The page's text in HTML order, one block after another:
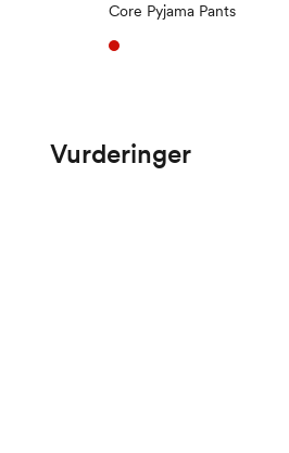
Core Pyjama Pants
Vurderinger